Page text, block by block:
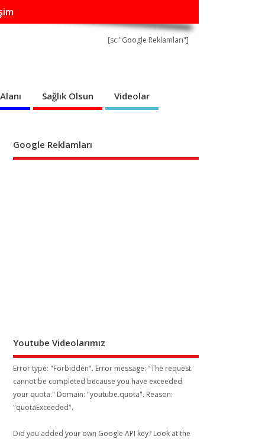
[sc:"Google Reklamları"]
Sağlık Olsun Videolar
Google Reklamları
Youtube Videolarımız
Error type: "Forbidden". Error message: "The request
cannot be completed because you have exceeded
your quota." Domain: "youtube.quota". Reason:
"quotaExceeded".
Did you added your own Google API key? Look at the